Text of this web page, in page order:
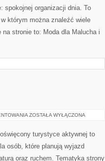
spokojnej organizacji dnia. To
którym można znaleźć wiele
stronie to: Moda dla Malucha i
SPRZĘT
ZOSTAŁA WYŁĄCZONA
turystyce aktywnej to
osób, które planują wyjazd
oraz ruchem. Tematyka strony